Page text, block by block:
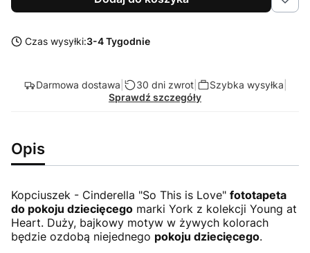
Czas wysyłki:3-4 Tygodnie
Darmowa dostawa 30 dni zwrot| Szybka wysyłka
Sprawdź szczegóły
Opis
Kopciuszek - Cinderella "So This is Love" fototapeta
do pokoju dziecięcego marki York z kolekcji Young at
Heart. Duży, bajkowy motyw w żywych kolorach
będzie ozdobą niejednego pokoju dziecięcego.